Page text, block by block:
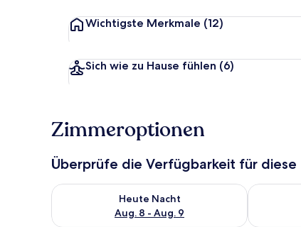
Wichtigste Merkmale (12)
Sich wie zu Hause fühlen (6)
Zimmeroptionen
Überprüfe die Verfügbarkeit für diese
Heute Nacht
Aug. 8 - Aug. 9
Überprüfe die Verfügbarkeit für heute Nacht,